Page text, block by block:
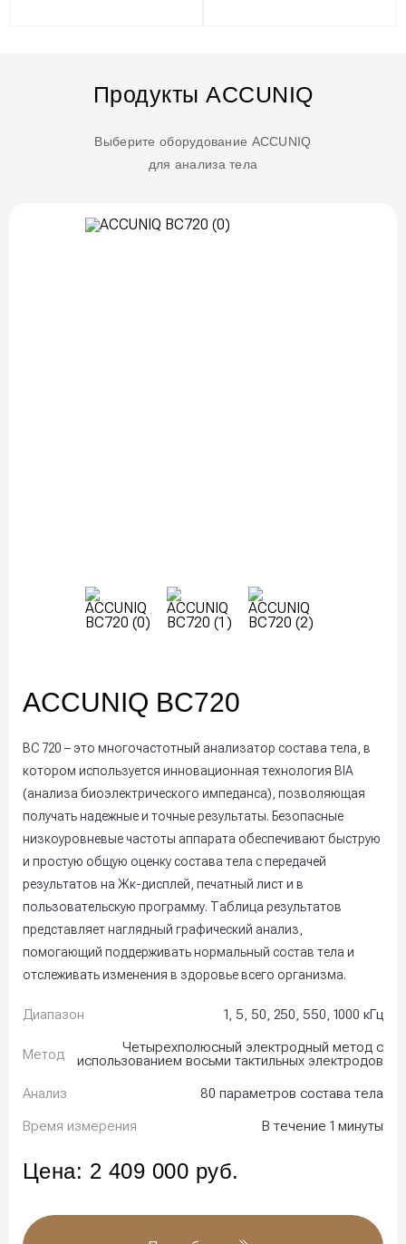
Продукты ACCUNIQ
Выберите оборудование ACCUNIQ
для анализа тела
ACCUNIQ BC720
BC 720 – это многочастотный анализатор состава тела, в
котором используется инновационная технология BIA
(анализа биоэлектрического импеданса), позволяющая
получать надежные и точные результаты. Безопасные
низкоуровневые частоты аппарата обеспечивают быструю
и простую общую оценку состава тела с передачей
результатов на Жк-дисплей, печатный лист и в
пользовательскую программу. Таблица результатов
представляет наглядный графический анализ,
помогающий поддерживать нормальный состав тела и
отслеживать изменения в здоровье всего организма.
Диапазон 1, 5, 50, 250, 550, 1000 кГц
Метод
Четырехполюсный электродный метод с
использованием восьми тактильных электродов
Анализ
80 параметров состава тела
Время измерения
В течение 1 минуты
Цена: 2 409 000 руб.